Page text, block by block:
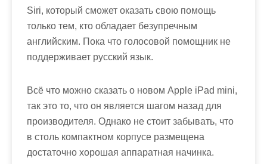
Siri, который сможет оказать свою помощь
только тем, кто обладает безупречным
английским. Пока что голосовой помощник не
поддерживает русский язык.
Всё что можно сказать о новом Apple iPad mini,
так это то, что он является шагом назад для
производителя. Однако не стоит забывать, что
в столь компактном корпусе размещена
достаточно хорошая аппаратная начинка.